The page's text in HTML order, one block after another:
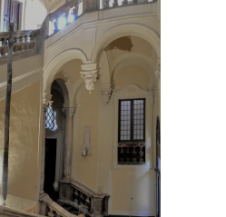
Barbiani per
PALAZZO BARONIO
del centro storico